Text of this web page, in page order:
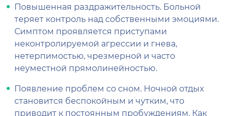
Повышенная раздражительность. Больной
теряет контроль над собственными эмоциями.
Симптом проявляется приступами
неконтролируемой агрессии и гнева,
нетерпимостью, чрезмерной и часто
неуместной прямолинейностью.
Появление проблем со сном. Ночной отдых
становится беспокойным и чутким, что
приводит к постоянным пробуждениям. Как